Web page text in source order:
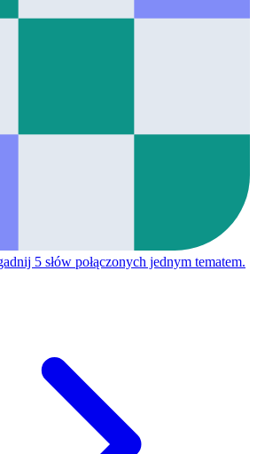
5 słów połączonych jednym tematem.